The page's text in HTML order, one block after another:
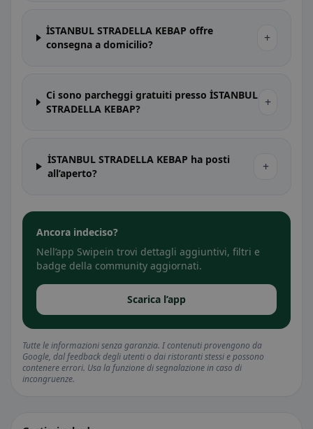
İSTANBUL STRADELLA KEBAP offre
consegna a domicilio?
+
Ci sono parcheggi gratuiti presso İSTANBUL
STRADELLA KEBAP?
+
İSTANBUL STRADELLA KEBAP ha posti
all’aperto?
+
Ancora indeciso?
Nell’app Swipein trovi dettagli aggiuntivi, filtri e
badge della community aggiornati.
Scarica l’app
Tutte le informazioni senza garanzia. I contenuti provengono da
Google, dal feedback degli utenti o dai ristoranti stessi e possono
contenere errori. Usa la funzione di segnalazione in caso di
incongruenze.